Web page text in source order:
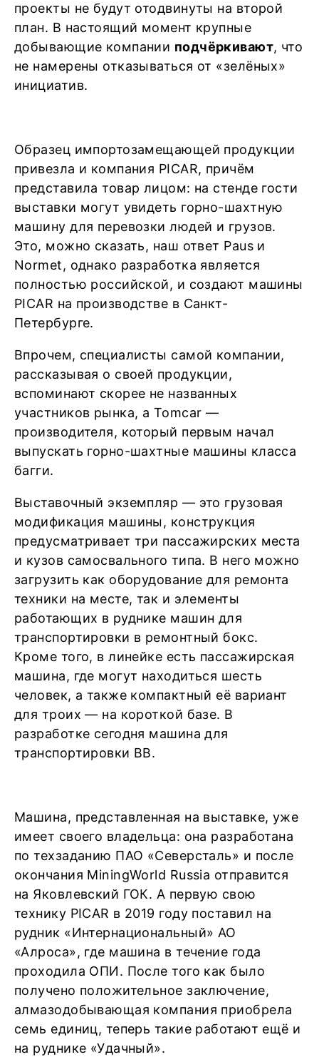
проекты не будут отодвинуты на второй
план. В настоящий момент крупные
добывающие компании подчёркивают, что
не намерены отказываться от «зелёных»
инициатив.
Образец импортозамещающей продукции
привезла и компания PICAR, причём
представила товар лицом: на стенде гости
выставки могут увидеть горно-шахтную
машину для перевозки людей и грузов.
Это, можно сказать, наш ответ Paus и
Normet, однако разработка является
полностью российской, и создают машины
PICAR на производстве в Санкт-
Петербурге.
Впрочем, специалисты самой компании,
рассказывая о своей продукции,
вспоминают скорее не названных
участников рынка, а Tomcar —
производителя, который первым начал
выпускать горно-шахтные машины класса
багги.
Выставочный экземпляр — это грузовая
модификация машины, конструкция
предусматривает три пассажирских места
и кузов самосвального типа. В него можно
загрузить как оборудование для ремонта
техники на месте, так и элементы
работающих в руднике машин для
транспортировки в ремонтный бокс.
Кроме того, в линейке есть пассажирская
машина, где могут находиться шесть
человек, а также компактный её вариант
для троих — на короткой базе. В
разработке сегодня машина для
транспортировки ВВ.
Машина, представленная на выставке, уже
имеет своего владельца: она разработана
по техзаданию ПАО «Северсталь» и после
окончания MiningWorld Russia отправится
на Яковлевский ГОК. А первую свою
технику PICAR в 2019 году поставил на
рудник «Интернациональный» АО
«Алроса», где машина в течение года
проходила ОПИ. После того как было
получено положительное заключение,
алмазодобывающая компания приобрела
семь единиц, теперь такие работают ещё и
на руднике «Удачный».